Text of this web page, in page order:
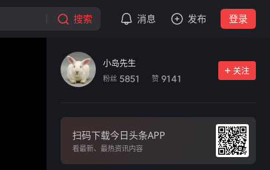
搜索 消息 发布 登录
小岛先生
粉丝 5851 赞 9141
关注
扫码下载今日头条APP
看最新、最热资讯内容